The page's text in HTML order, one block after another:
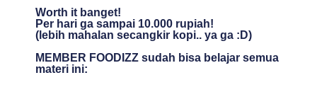
Worth it banget!
Per hari ga sampai 10.000 rupiah!
(lebih mahalan secangkir kopi.. ya ga :D)
MEMBER FOODIZZ sudah bisa belajar semua
materi ini: